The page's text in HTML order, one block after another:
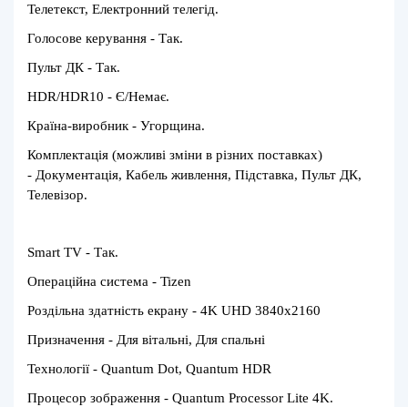
Телетекст, Електронний телегід.
Голосове керування - Так.
Пульт ДК - Так.
HDR/HDR10 - Є/Немає.
Країна-виробник - Угорщина.
Комплектація (можливі зміни в різних поставках)
- Документація, Кабель живлення, Підставка, Пульт ДК,
Телевізор.
Smart TV - Так.
Операційна система - Tizen
Роздільна здатність екрану - 4K UHD 3840x2160
Призначення - Для вітальні, Для спальні
Технології - Quantum Dot, Quantum HDR
Процесор зображення - Quantum Processor Lite 4K.